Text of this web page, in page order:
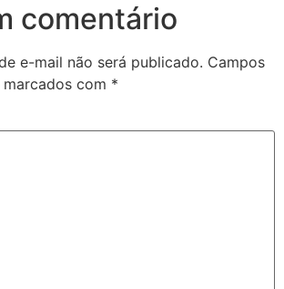
comentário
e-mail não será publicado. Campos
com *